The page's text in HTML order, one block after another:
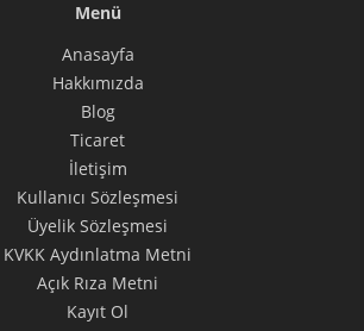
Menü
Anasayfa
Hakkımızda
Blog
Ticaret
İletişim
Kullanıcı Sözleşmesi
Üyelik Sözleşmesi
KVKK Aydınlatma Metni
Açık Rıza Metni
Kayıt Ol